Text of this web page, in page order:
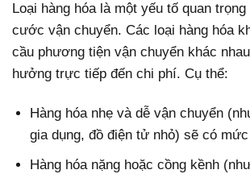
Loại hàng hóa là một yếu tố quan
cước vận chuyển. Các loại hàng hóa
cầu phương tiện vận chuyển khác
hưởng trực tiếp đến chi phí. Cụ thể:
Hàng hóa nhẹ và dễ vận chuyển
gia dụng, đồ điện tử nhỏ) sẽ có
Hàng hóa nặng hoặc cồng kềnh